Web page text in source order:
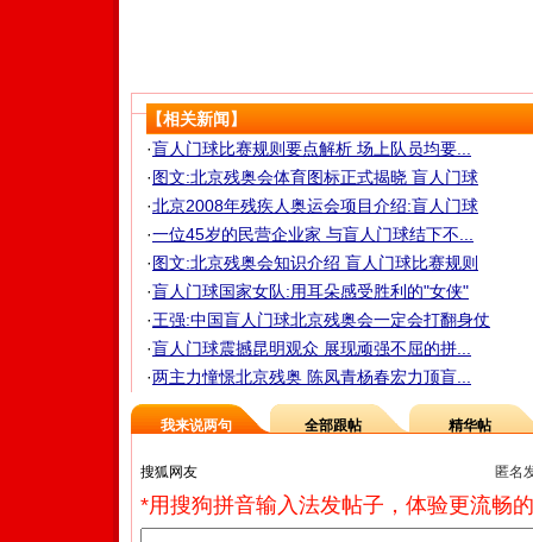
【相关新闻】
·盲人门球比赛规则要点解析 场上队员均要...
·图文:北京残奥会体育图标正式揭晓 盲人门球
·北京2008年残疾人奥运会项目介绍:盲人门球
·一位45岁的民营企业家 与盲人门球结下不...
·图文:北京残奥会知识介绍 盲人门球比赛规则
·盲人门球国家女队:用耳朵感受胜利的"女侠"
·王强:中国盲人门球北京残奥会一定会打翻身仗
·盲人门球震撼昆明观众 展现顽强不屈的拼...
·两主力憧憬北京残奥 陈凤青杨春宏力顶盲...
我来说两句 全部跟帖 精华帖
匿名
*用搜狗拼音输入法发帖子，体验更流畅